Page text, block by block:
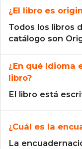
¿El libro es
Todos los libros
catálogo son
¿En qué Idioma
libro?
El libro está
¿Cuál es la
La